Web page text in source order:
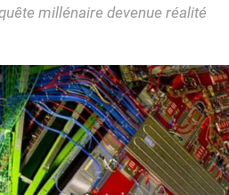
millénaire devenue réalité